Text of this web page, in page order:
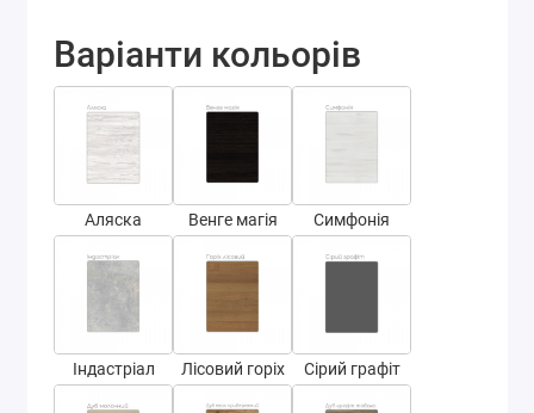
Варіанти кольорів
Аляска Венге магія Симфонія
Індастріал Лісовий горіх Сірий графіт